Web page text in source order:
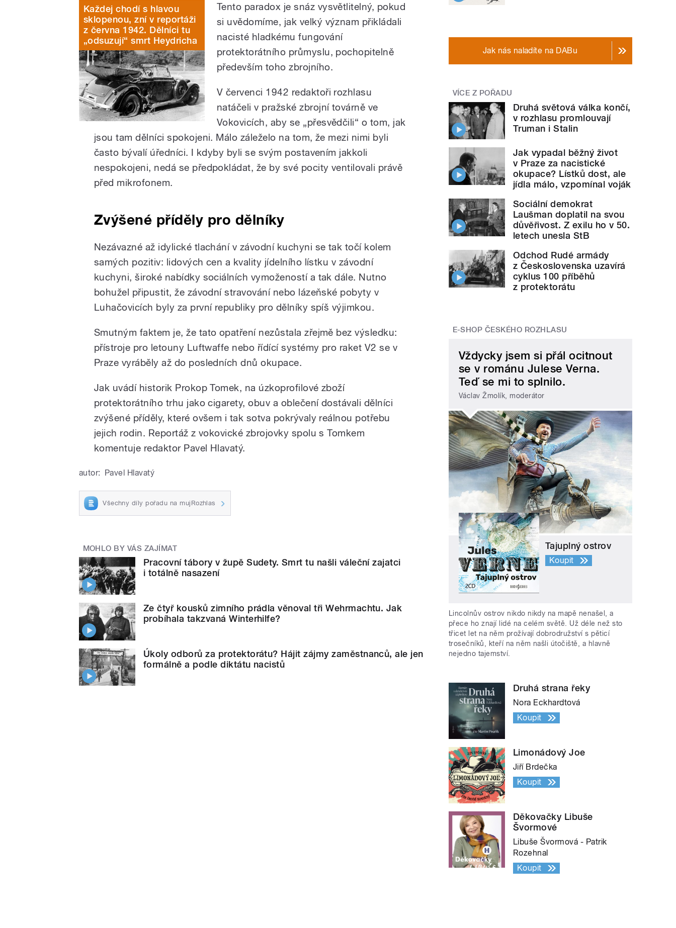
Každej chodí s hlavou
sklopenou, zní v reportáži
z června 1942. Dělníci tu
„odsuzují“ smrt Heydricha
Tento paradox je snáz vysvětlitelný, pokud
si uvědomíme, jak velký význam přikládali
nacisté hladkému fungování
protektorátního průmyslu, pochopitelně
především toho zbrojního.
V červenci 1942 redaktoři rozhlasu
natáčeli v pražské zbrojní továrně ve
Vokovicích, aby se „přesvědčili“ o tom, jak
jsou tam dělníci spokojeni. Málo záleželo na tom, že mezi nimi byli
často bývalí úředníci. I kdyby byli se svým postavením jakkoli
nespokojeni, nedá se předpokládat, že by své pocity ventilovali právě
před mikrofonem.
Zvýšené příděly pro dělníky
Nezávazné až idylické tlachání v závodní kuchyni se tak točí kolem
samých pozitiv: lidových cen a kvality jídelního lístku v závodní
kuchyni, široké nabídky sociálních vymožeností a tak dále. Nutno
bohužel připustit, že závodní stravování nebo lázeňské pobyty v
Luhačovicích byly za první republiky pro dělníky spíš výjimkou.
Smutným faktem je, že tato opatření nezůstala zřejmě bez výsledku:
přístroje pro letouny Luftwaffe nebo řídící systémy pro raket V2 se v
Praze vyráběly až do posledních dnů okupace.
Jak uvádí historik Prokop Tomek, na úzkoprofilové zboží
protektorátního trhu jako cigarety, obuv a oblečení dostávali dělníci
zvýšené příděly, které ovšem i tak sotva pokrývaly reálnou potřebu
jejich rodin. Reportáž z vokovické zbrojovky spolu s Tomkem
komentuje redaktor Pavel Hlavatý.
autor: Pavel Hlavatý
Všechny díly pořadu na mujRozhlas
MOHLO BY VÁS ZAJÍMAT
Pracovní tábory v župě Sudety. Smrt tu našli váleční zajatci
i totálně nasazení
Ze čtyř kousků zimního prádla věnoval tři Wehrmachtu. Jak
probíhala takzvaná Winterhilfe?
Úkoly odborů za protektorátu? Hájit zájmy zaměstnanců, ale jen
formálně a podle diktátu nacistů
Jak nás naladíte na DABu
VÍCE Z POŘADU
Druhá světová válka končí,
v rozhlasu promlouvají
Truman i Stalin
Jak vypadal běžný život
v Praze za nacistické
okupace? Lístků dost, ale
jídla málo, vzpomínal voják
Sociální demokrat
Laušman doplatil na svou
důvěřivost. Z exilu ho v 50.
letech unesla StB
Odchod Rudé armády
z Československa uzavírá
cyklus 100 příběhů
z protektorátu
E-SHOP ČESKÉHO ROZHLASU
Vždycky jsem si přál ocitnout
se v románu Julese Verna.
Teď se mi to splnilo.
Václav Žmolík, moderátor
Tajuplný ostrov
Koupit
Lincolnův ostrov nikdo nikdy na mapě nenašel, a
přece ho znají lidé na celém světě. Už déle než sto
třicet let na něm prožívají dobrodružství s pěticí
trosečníků, kteří na něm našli útočiště, a hlavně
nejedno tajemství.
Druhá strana řeky
Nora Eckhardtová
Koupit
Limonádový Joe
Jiří Brdečka
Koupit
Děkovačky Libuše
Švormové
Libuše Švormová - Patrik
Rozehnal
Koupit